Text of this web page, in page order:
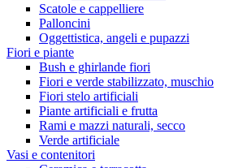
Scatole e cappelliere
Palloncini
Oggettistica, angeli e pupazzi
Fiori e piante
Bush e ghirlande fiori
Fiori e verde stabilizzato, muschio
Fiori stelo artificiali
Piante artificiali e frutta
Rami e mazzi naturali, secco
Verde artificiale
Vasi e contenitori